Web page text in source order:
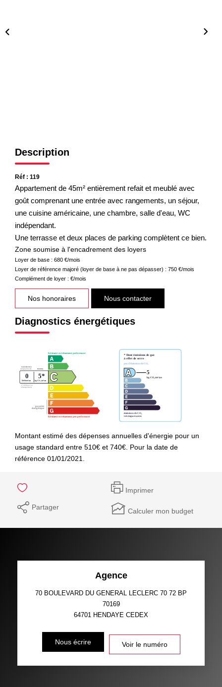
Description
Réf : 119
Appartement de 45m² entièrement refait et meublé avec
goût comprenant une entrée avec rangements, un séjour,
une cuisine américaine, une chambre, salle d'eau, WC
indépendant.
Une terrasse et deux places de parking complètent ce bien.
Zone soumise à l'encadrement des loyers
Loyer de base : 680 €/mois
Loyer de référence majoré (loyer de base à ne pas dépasser) : 750 €/mois
Complément de loyer : €/mois
Nos honoraires Nous contacter
Diagnostics énergétiques
Montant estimé des dépenses annuelles d'énergie pour un
usage standard entre 510€ et 740€. Pour la date de
référence 01/01/2021.
Imprimer
Partager Calculer mon budget
Agence
70 BOULEVARD DU GENERAL LECLERC 70 72 BP
70169
64701 HENDAYE CEDEX
Nous écrire Voir le numéro